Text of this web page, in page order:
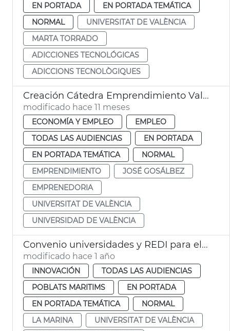
EN PORTADA
EN PORTADA TEMÁTICA
NORMAL
UNIVERSITAT DE VALÈNCIA
MARTA TORRADO
ADICCIONES TECNOLÓGICAS
ADICCIONS TECNOLÒGIQUES
Creación Cátedra Emprendimiento València
modificado hace 11 meses
ECONOMÍA Y EMPLEO
EMPLEO
TODAS LAS AUDIENCIAS
EN PORTADA
EN PORTADA TEMÁTICA
NORMAL
EMPRENDIMIENTO
JOSÉ GOSÁLBEZ
EMPRENEDORIA
UNIVERSITAT DE VALÈNCIA
UNIVERSIDAD DE VALÈNCIA
Convenio universidades y REDI para el Enclave Tecnológico Urbano València
modificado hace 1 año
INNOVACIÓN
TODAS LAS AUDIENCIAS
POBLATS MARITIMS
EN PORTADA
EN PORTADA TEMÁTICA
NORMAL
LA MARINA
UNIVERSITAT DE VALÈNCIA